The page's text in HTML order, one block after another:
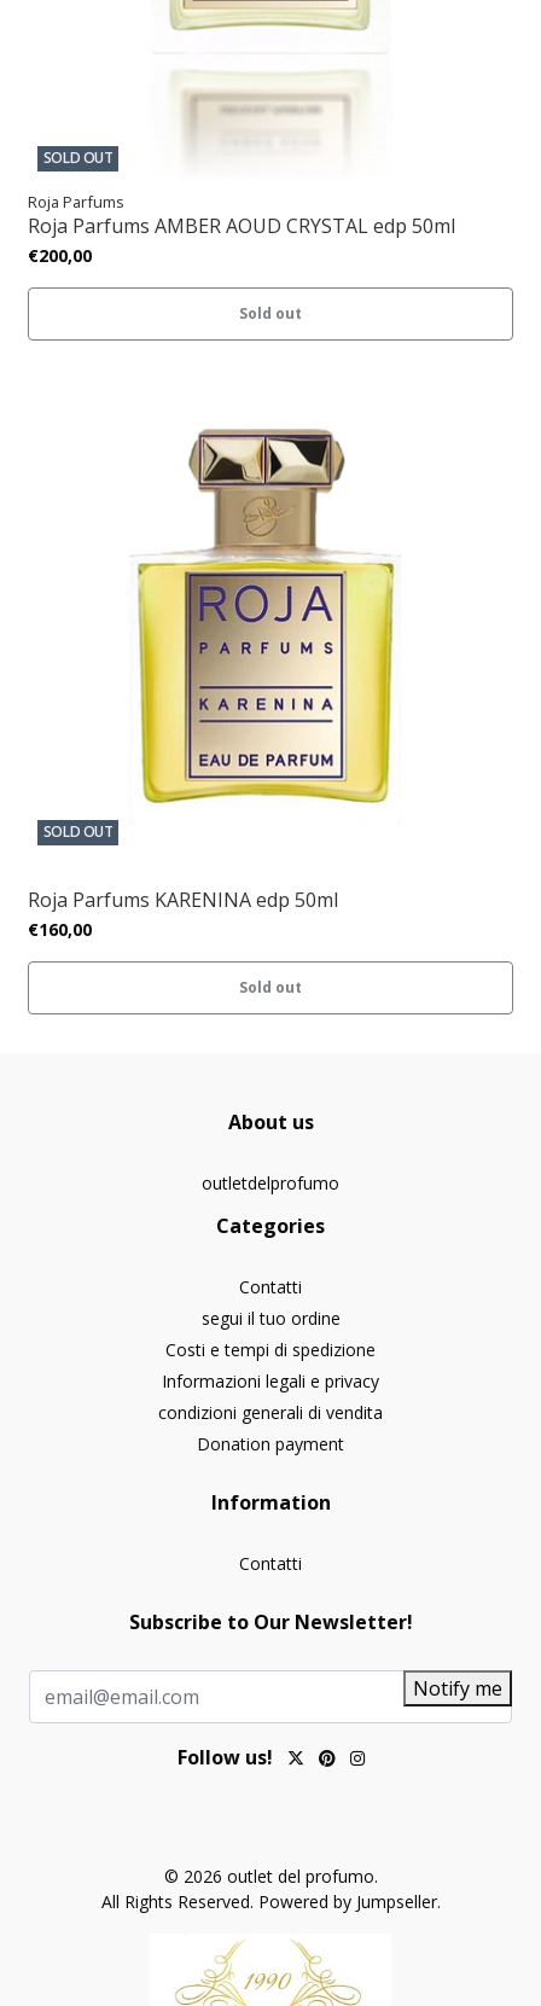
SOLD OUT
Roja Parfums
Roja Parfums AMBER AOUD CRYSTAL edp 50ml
€200,00
Sold out
SOLD OUT
Roja Parfums KARENINA edp 50ml
€160,00
Sold out
About us
outletdelprofumo
Categories
Contatti
segui il tuo ordine
Costi e tempi di spedizione
Informazioni legali e privacy
condizioni generali di vendita
Donation payment
Information
Contatti
Subscribe to Our Newsletter!
Notify me
Follow us!
© 2026 outlet del profumo.
All Rights Reserved. Powered by Jumpseller.